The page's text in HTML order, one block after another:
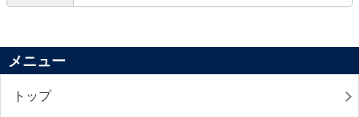
メニュー
トップ